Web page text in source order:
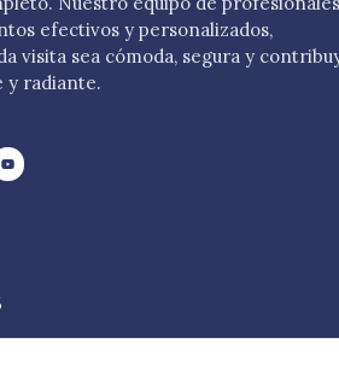
efectivos y personalizados,
visita sea cómoda, segura y
y radiante.